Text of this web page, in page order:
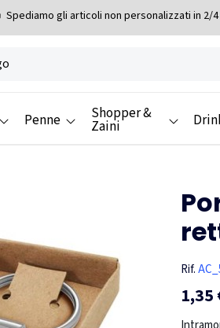
Spediamo gli articoli non personalizzati in 2/
Penne Shopper &
Zaini
Rif.
1,35